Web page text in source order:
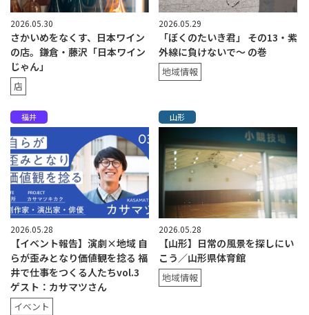
2026.05.30
さかいめをなくす、日本ワイン
の店。鎌倉・藤沢「日本ワイン
じゃん」
店
2026.05.29
「ぼくのたいき君」 その13・紫
外線に負けないで～ の巻
地域情報
福井
2026.05.28
【イベント報告】演劇×地域 自
らが歪みとなり価値観を捻る 福
井で仕事をつくる人たちvol.3
ゲスト：カサマツさん
イベント
山形
2026.05.28
【山形】日常の風景を探しにい
こう／山形県体育館
地域情報